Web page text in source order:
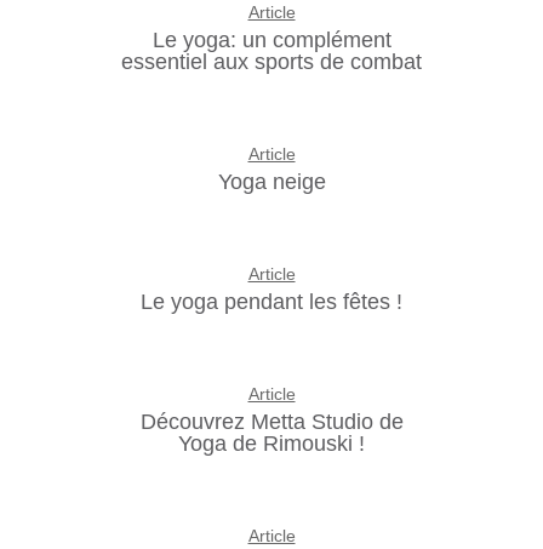
Article
Le yoga: un complément
essentiel aux sports de combat
Article
Yoga neige
Article
Le yoga pendant les fêtes !
Article
Découvrez Metta Studio de
Yoga de Rimouski !
Article